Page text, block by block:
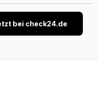
bei check24.de